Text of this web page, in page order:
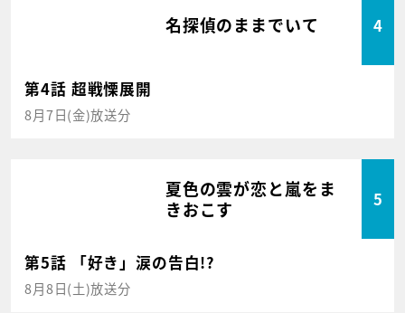
名探偵のままでいて 4
第4話 超戦慄展開
8月7日(金)放送分
夏色の雲が恋と嵐をま
きおこす
5
第5話 「好き」涙の告白!?
8月8日(土)放送分